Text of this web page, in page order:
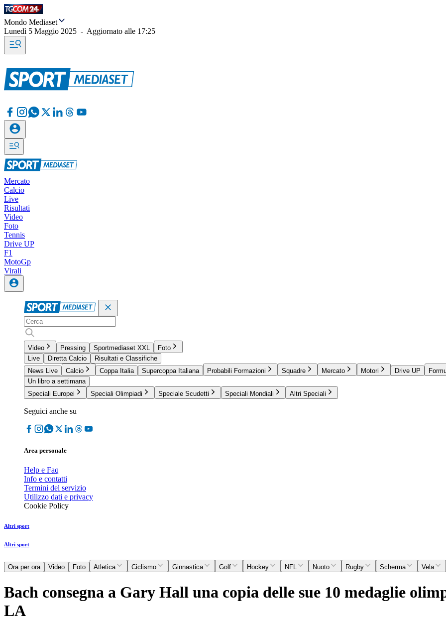
Mondo Mediaset
Lunedì 5 Maggio 2025 - Aggiornato alle 17:25
Mercato
Calcio
Live
Risultati
Video
Foto
Tennis
Drive UP
F1
MotoGp
Virali
Video Pressing Sportmediaset XXL
Foto
Live
Diretta Calcio
Risultati e Classifiche
News Live
Calcio Coppa Italia Supercoppa Italiana Probabili Formazioni Squadre Mercato Motori Drive UP
Un libro a settimana
Speciali Europei
Speciali Olimpiadi Speciale Scudetti Speciali Mondiali Altri Speciali
Seguici anche su
Area personale
Help e Faq
Info e contatti
Termini del servizio
Utilizzo dati e privacy
Cookie Policy
Altri sport
Altri sport
Ora per ora Video Foto Atletica Ciclismo Ginnastica Golf Hockey NFL Nuoto Rugby Scherma Vela
Bach consegna a Gary Hall una copia delle sue 10 medaglie
LA